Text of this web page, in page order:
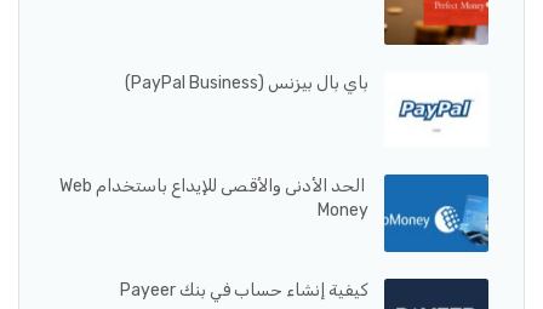
باي بال بيزنس (PayPal Business)
الحد الأدنى والأقصى للإيداع باستخدام Web
Money
كيفية إنشاء حساب في بنك Payeer